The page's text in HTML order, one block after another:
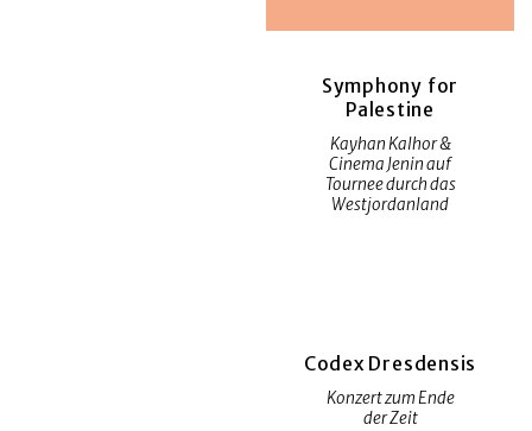
Symphony for
Palestine
Kayhan Kalhor &
Cinema Jenin auf
Tournee durch das
Westjordanland
Codex Dresdensis
Konzert zum Ende
der Zeit